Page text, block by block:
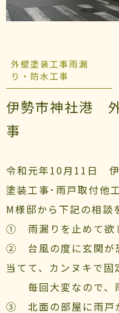
外壁塗装工事雨漏
り・防水工事
伊勢市神社港
事
令和元年10月11日 伊
塗装工事･雨戸取付他
M様邸から下記の相談
① 雨漏りを止めて欲
② 台風の度に玄関が
当てて、カンヌキで固
毎回大変なので、
③ 北面の部屋に雨戸